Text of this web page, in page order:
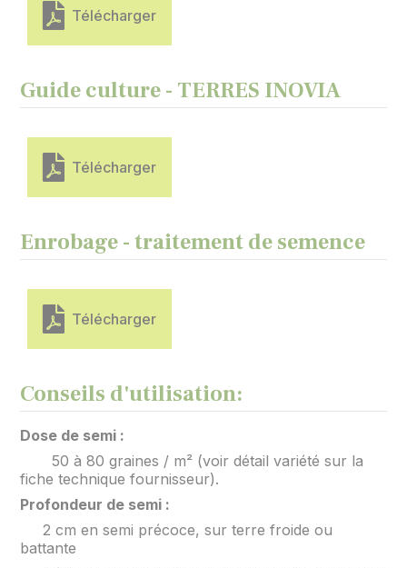
Télécharger
Guide culture - TERRES INOVIA
Télécharger
Enrobage - traitement de semence
Télécharger
Conseils d'utilisation:
Dose de semi :
50 à 80 graines / m² (voir détail variété sur la
fiche technique fournisseur).
Profondeur de semi :
2 cm en semi précoce, sur terre froide ou
battante